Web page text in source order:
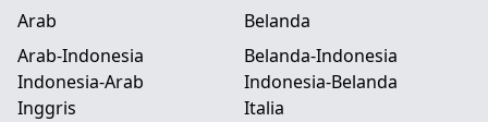
Arab
Arab-Indonesia
Indonesia-Arab
Belanda
Belanda-Indonesia
Indonesia-Belanda
Inggris
Italia